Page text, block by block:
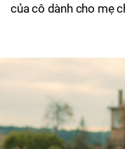
của cô dành cho mẹ